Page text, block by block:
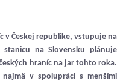
v Českej republike, vstupuje na
na Slovensku plánuje
hraníc na jar tohto roka.
v spolupráci s menšími